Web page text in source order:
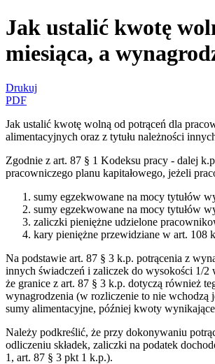
Jak ustalić kwotę
miesiąca, a
Drukuj
PDF
Jak ustalić kwotę wolną od potrąceń dla
alimentacyjnych oraz z tytułu należności
Zgodnie z art. 87 § 1 Kodeksu pracy - dalej
pracowniczego planu kapitałowego, jeżeli
sumy egzekwowane na mocy tytułów
sumy egzekwowane na mocy tytułów
zaliczki pieniężne udzielone
kary pieniężne przewidziane w art. 108
Na podstawie art. 87 § 3 k.p. potrącenia z
innych świadczeń i zaliczek do wysokości 1/2
że granice z art. 87 § 3 k.p. dotyczą również
wynagrodzenia (w rozliczenie to nie wchodzą
sumy alimentacyjne, później kwoty
Należy podkreślić, że przy dokonywaniu
odliczeniu składek, zaliczki na podatek
1, art. 87 § 3 pkt 1 k.p.).